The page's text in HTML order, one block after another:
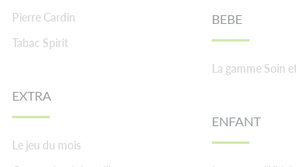
Pierre Cardin
Tabac Spirit
EXTRA
Le jeu du mois
BEBE
La gamme Soin
ENFANT